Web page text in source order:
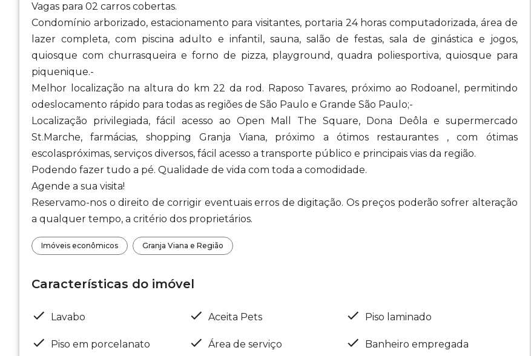
Vagas para 02 carros cobertas.
Condomínio arborizado, estacionamento para visitantes, portaria 24 horas computadorizada, área de
lazer completa, com piscina adulto e infantil, sauna, salão de festas, sala de ginástica e jogos,
quiosque com churrasqueira e forno de pizza, playground, quadra poliesportiva, quiosque para
piquenique.-
Melhor localização na altura do km 22 da rod. Raposo Tavares, próximo ao Rodoanel, permitindo
odeslocamento rápido para todas as regiões de São Paulo e Grande São Paulo;-
Localização privilegiada, fácil acesso ao Open Mall The Square, Dona Deôla e supermercado
St.Marche, farmácias, shopping Granja Viana, próximo a ótimos restaurantes , com ótimas
escolaspróximas, serviços diversos, fácil acesso a transporte público e principais vias da região.
Podendo fazer tudo a pé. Qualidade de vida com toda a comodidade.
Agende a sua visita!
Reservamo-nos o direito de corrigir eventuais erros de digitação. Os preços poderão sofrer alteração
a qualquer tempo, a critério dos proprietários.
Imóveis econômicos Granja Viana e Região
Características do imóvel
Lavabo Aceita Pets Piso laminado
Piso em porcelanato Área de serviço Banheiro empregada